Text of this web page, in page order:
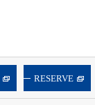
RESERVE